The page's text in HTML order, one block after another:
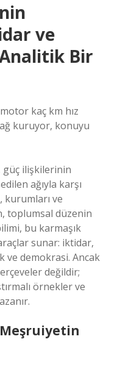
ve
Analitik Bir
kaç km hız
kuruyor, konuyu
güç ilişkilerinin
ağıyla karşı
kurumları ve
toplumsal düzenin
bu karmaşık
sunar: iktidar,
ve demokrasi. Ancak
değildir;
örnekler ve